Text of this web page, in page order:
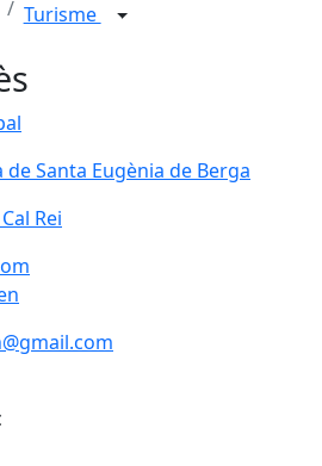
Turisme
Santa Eugènia de Berga
Santa Eugènia de Berga
Rei
Rei